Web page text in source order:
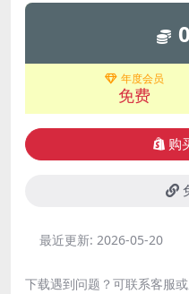
年度会员
免费
购
最近更新: 2026-05-20
下载遇到问题？可联系客服